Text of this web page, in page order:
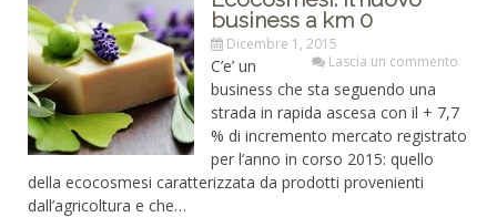
business a km 0
Dicembre 1, 2015
Lascia un commento
C’e’ un
business che sta seguendo una
strada in rapida ascesa con il + 7,7
% di incremento mercato registrato
per l’anno in corso 2015: quello
della ecocosmesi caratterizzata da prodotti provenienti
dall’agricoltura e che…